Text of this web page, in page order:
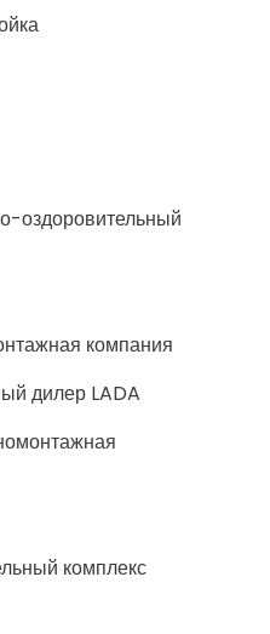
оздоровительный
компания
дилер LADA
комплекс